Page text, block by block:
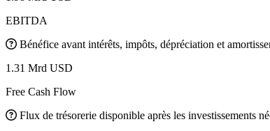
EBITDA
Bénéfice avant intérêts, impôts, dépréciation et
1.31 Mrd USD
Free Cash Flow
Flux de trésorerie disponible après les investissements